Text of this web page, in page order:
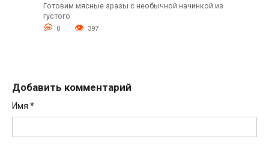
Готовим мясные зразы с необычной начинкой из
густого
0 397
Добавить комментарий
Имя *